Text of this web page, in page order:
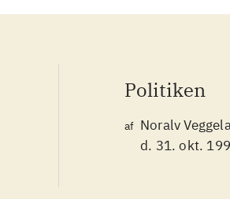
Politiken
af Noralv
d. 31. okt.